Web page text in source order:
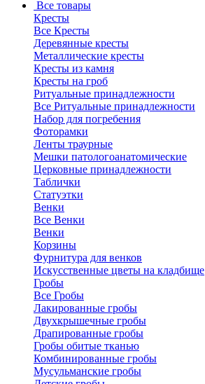
Все товары
Кресты
Все Кресты
Деревянные кресты
Металлические кресты
Кресты из камня
Кресты на гроб
Ритуальные принадлежности
Все Ритуальные принадлежности
Набор для погребения
Фоторамки
Ленты траурные
Мешки патологоанатомические
Церковные принадлежности
Таблички
Статуэтки
Венки
Все Венки
Венки
Корзины
Фурнитура для венков
Искусственные цветы на кладбище
Гробы
Все Гробы
Лакированные гробы
Двухкрышечные гробы
Драпированные гробы
Гробы обитые тканью
Комбинированные гробы
Мусульманские гробы